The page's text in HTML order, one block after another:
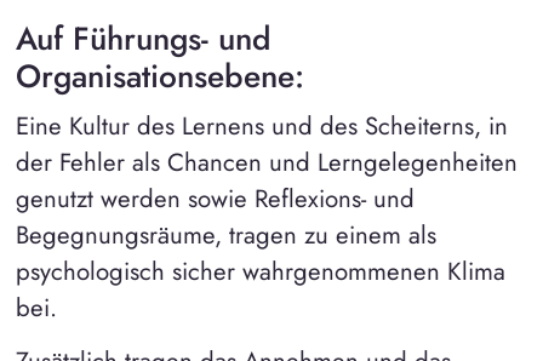
Auf Führungs- und
Organisationsebene:
Eine Kultur des Lernens und des Scheiterns, in
der Fehler als Chancen und Lerngelegenheiten
genutzt werden sowie Reflexions- und
Begegnungsräume, tragen zu einem als
psychologisch sicher wahrgenommenen Klima
bei.